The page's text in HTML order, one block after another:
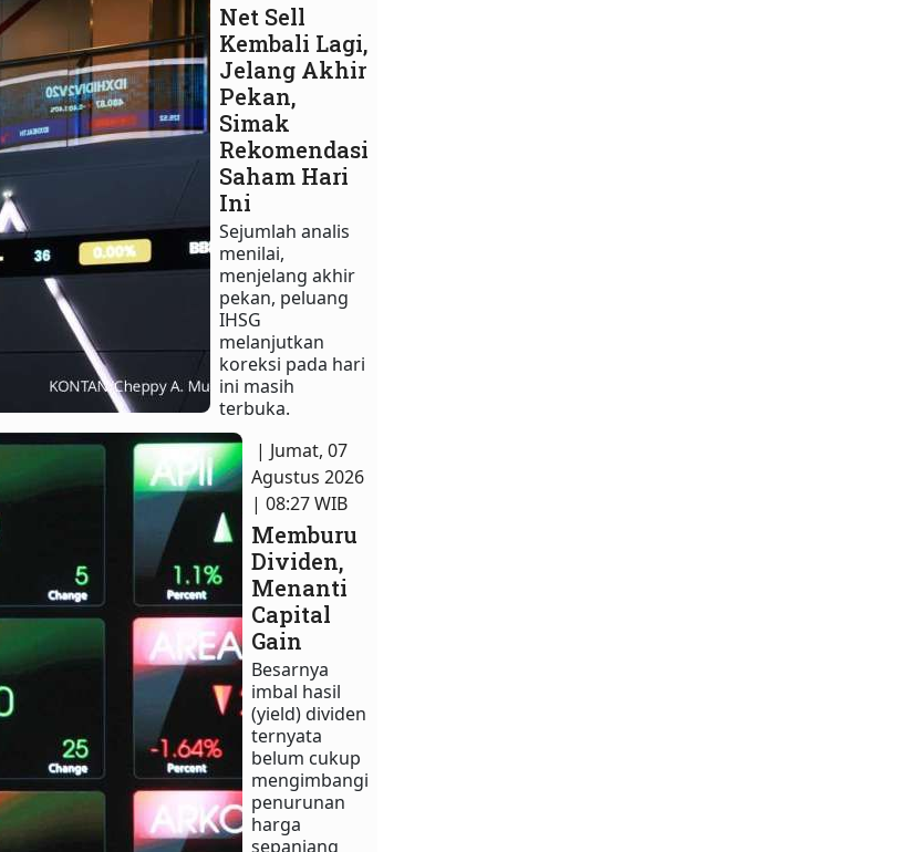
Net Sell
Kembali Lagi,
Jelang Akhir
Pekan,
Simak
Rekomendasi
Saham Hari
Ini
Sejumlah analis
menilai,
menjelang akhir
pekan, peluang
IHSG
melanjutkan
koreksi pada hari
ini masih
terbuka.
| Jumat, 07
Agustus 2026
| 08:27 WIB
Memburu
Dividen,
Menanti
Capital
Gain
Besarnya
imbal hasil
(yield) dividen
ternyata
belum cukup
mengimbangi
penurunan
harga
sepanjang